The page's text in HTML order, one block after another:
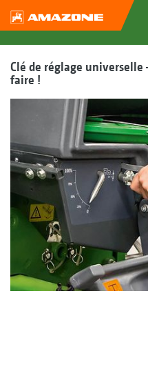
Clé de réglage
faire !